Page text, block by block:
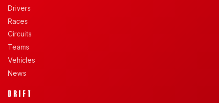
Drivers
Races
Circuits
Teams
Vehicles
News
DRIFT